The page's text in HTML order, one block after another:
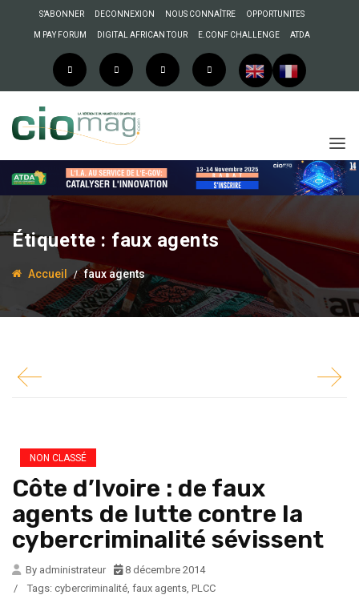
S’ABONNER DECONNEXION NOUS CONNAÎTRE OPPORTUNITES
M PAY FORUM DIGITAL AFRICAN TOUR E.CONF CHALLENGE ATDA
Étiquette : faux agents
Accueil faux agents
8 décembre 2014 Administrateur
Côte d’Ivoire : de faux
agents de lutte contre la
cybercriminalité
sévissent
NON CLASSÉ
Côte d’Ivoire : de faux
agents de lutte contre la
cybercriminalité sévissent
By administrateur
8 décembre 2014
/
Tags: cybercriminalité, faux agents, PLCC